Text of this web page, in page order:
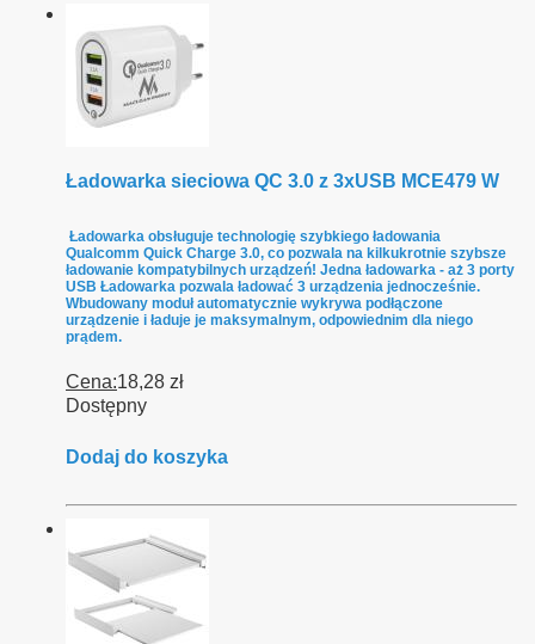
Ładowarka sieciowa QC 3.0 z 3xUSB MCE479 W
Ładowarka obsługuje technologię szybkiego ładowania
Qualcomm Quick Charge 3.0, co pozwala na kilkukrotnie szybsze
ładowanie kompatybilnych urządzeń! Jedna ładowarka - aż 3 porty
USB Ładowarka pozwala ładować 3 urządzenia jednocześnie.
Wbudowany moduł automatycznie wykrywa podłączone
urządzenie i ładuje je maksymalnym, odpowiednim dla niego
prądem.
Cena:18,28 zł
Dostępny
Dodaj do koszyka